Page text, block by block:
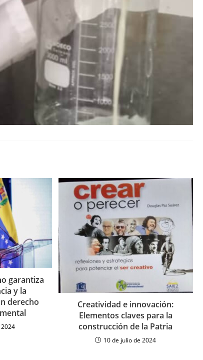
garantiza
y la
derecho
Creatividad e innovación:
Elementos claves para la
construcción de la Patria
10 de julio de 2024